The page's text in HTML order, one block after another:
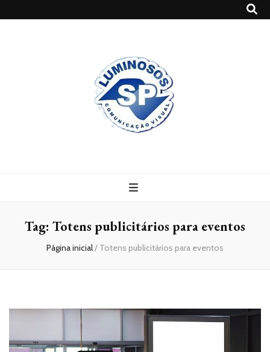
Tag: Totens publicitários para eventos
Página inicial/ Totens publicitários para eventos